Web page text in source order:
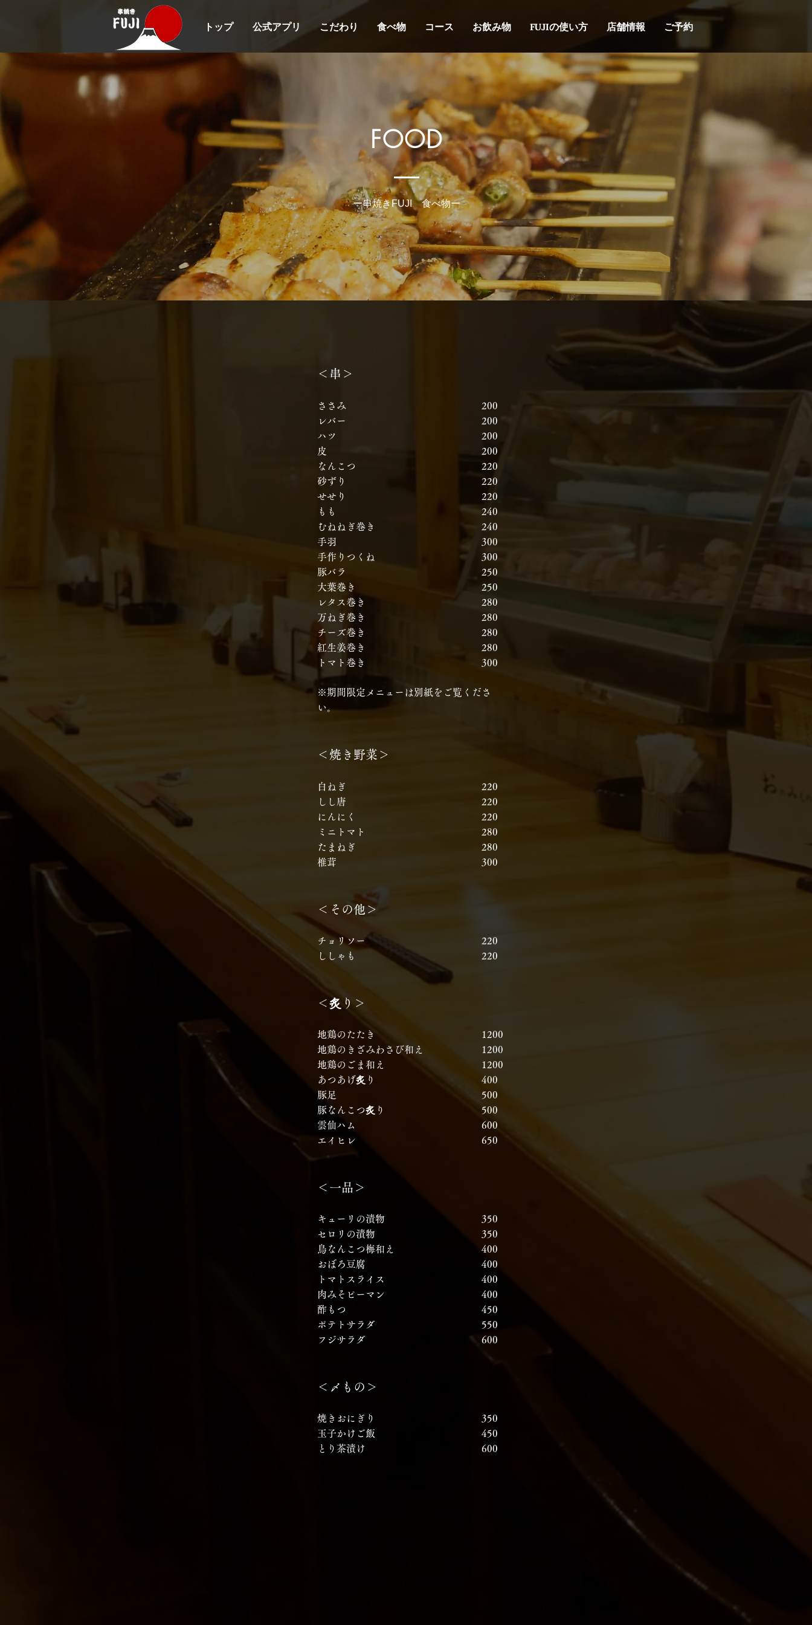
トップ 公式アプリ こだわり 食べ物 コース お飲み物 FUJIの使い方 店舗情報 ご予約
FOOD
ー串焼きFUJI 食べ物ー
＜串＞
ささみ
200
レバー
200
ハツ
200
皮
200
なんこつ
220
砂ずり
220
せせり
220
もも
240
むねねぎ巻き
240
手羽
300
手作りつくね
​
300
豚バラ
250
大葉巻き
250
レタス巻き
280
万ねぎ巻き
280
チーズ巻き
280
紅生姜巻き
280
トマト巻き
300
※期間限定メニューは別紙をご覧くださ
い。
＜焼き野菜＞
白ねぎ
220
しし唐
220
にんにく
220
ミニトマト
280
たまねぎ
280
椎茸
300
＜その他＞
チョリソー
220
ししゃも
220
＜ 炙 り＞
地鶏のたたき
1200
地鶏のきざみわさび和え
1200
地鶏のごま和え
1200
あつあげ炙 り
400
豚足
500
豚なんこつ炙 り
500
雲仙ハム
600
エイヒレ
650
＜一品＞
キューリの漬物
350
セロリの漬物
350
鳥なんこつ梅和え
400
おぼろ豆腐
400
トマトスライス
400
肉みそピーマン
400
酢もつ
450
ポテトサラダ
550
フジサラダ
600
＜〆もの＞
焼きおにぎり
350
玉子かけご飯
450
とり茶漬け
600